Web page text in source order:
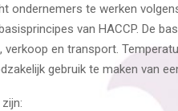
ondernemers te werken
van HACCP. De
en transport.
gebruik te maken van